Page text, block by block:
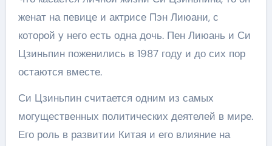
женат на певице и актрисе Пэн Лиюани, с
которой у него есть одна дочь. Пен Лиюань и Си
Цзиньпин поженились в 1987 году и до сих пор
остаются вместе.
Си Цзиньпин считается одним из самых
могущественных политических деятелей в мире.
Его роль в развитии Китая и его влияние на